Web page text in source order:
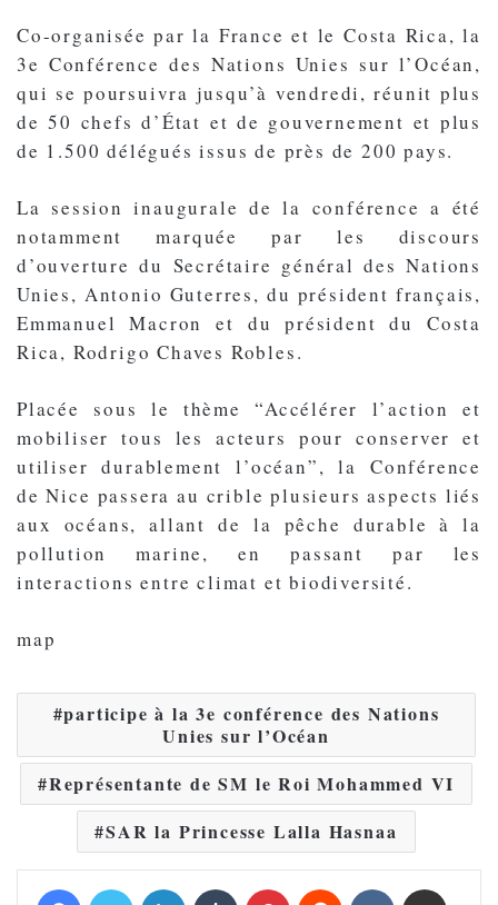
Co-organisée par la France et le Costa Rica, la
3e Conférence des Nations Unies sur l’Océan,
qui se poursuivra jusqu’à vendredi, réunit plus
de 50 chefs d’État et de gouvernement et plus
de 1.500 délégués issus de près de 200 pays.
La session inaugurale de la conférence a été
notamment marquée par les discours
d’ouverture du Secrétaire général des Nations
Unies, Antonio Guterres, du président français,
Emmanuel Macron et du président du Costa
Rica, Rodrigo Chaves Robles.
Placée sous le thème “Accélérer l’action et
mobiliser tous les acteurs pour conserver et
utiliser durablement l’océan”, la Conférence
de Nice passera au crible plusieurs aspects liés
aux océans, allant de la pêche durable à la
pollution marine, en passant par les
interactions entre climat et biodiversité.
map
participe à la 3e conférence des Nations
Unies sur l’Océan
Représentante de SM le Roi Mohammed VI
SAR la Princesse Lalla Hasnaa